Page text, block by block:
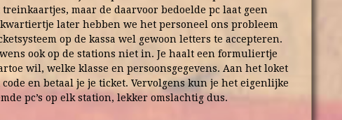
maar de daarvoor bedoelde pc laat geen
later hebben we het personeel ons probleem
op de kassa wel gewoon letters te accepteren.
ook op de stations niet in. Je haalt een formuliertje
wil, welke klasse en persoonsgegevens. Aan het loket
en betaal je je ticket. Vervolgens kun je het eigenlijke
pc’s op elk station, lekker omslachtig dus.